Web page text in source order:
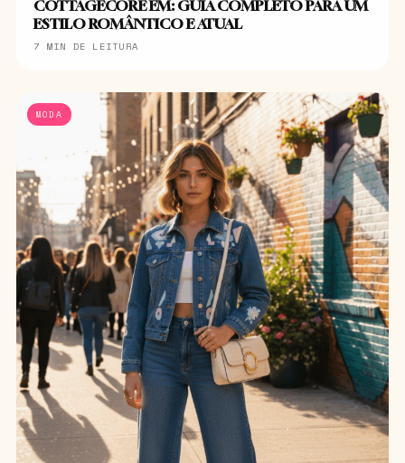
COTTAGECORE EM: GUIA COMPLETO PARA UM
ESTILO ROMÂNTICO E ATUAL
7 MIN DE LEITURA
MODA